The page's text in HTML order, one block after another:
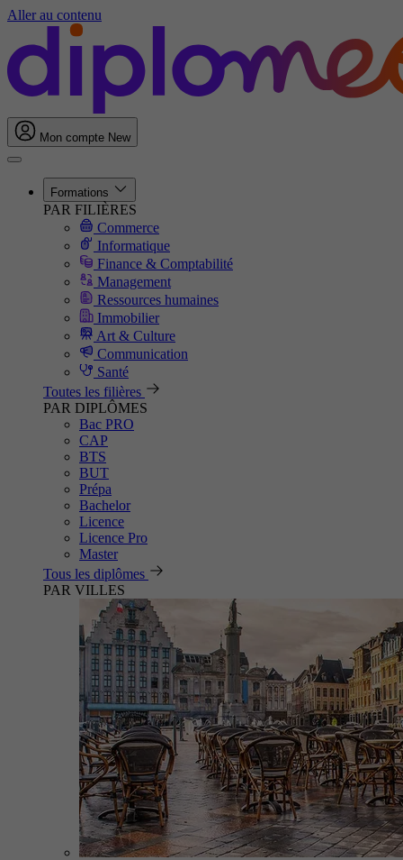
Aller au contenu
Mon compte New
Formations
PAR FILIÈRES
Commerce
Informatique
Finance & Comptabilité
Management
Ressources humaines
Immobilier
Art & Culture
Communication
Santé
Toutes les filières
PAR DIPLÔMES
Bac PRO
CAP
BTS
BUT
Prépa
Bachelor
Licence
Licence Pro
Master
Tous les diplômes
PAR VILLES